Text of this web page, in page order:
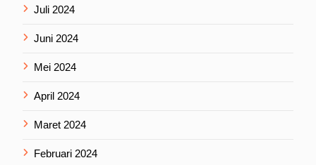
Juli 2024
Juni 2024
Mei 2024
April 2024
Maret 2024
Februari 2024